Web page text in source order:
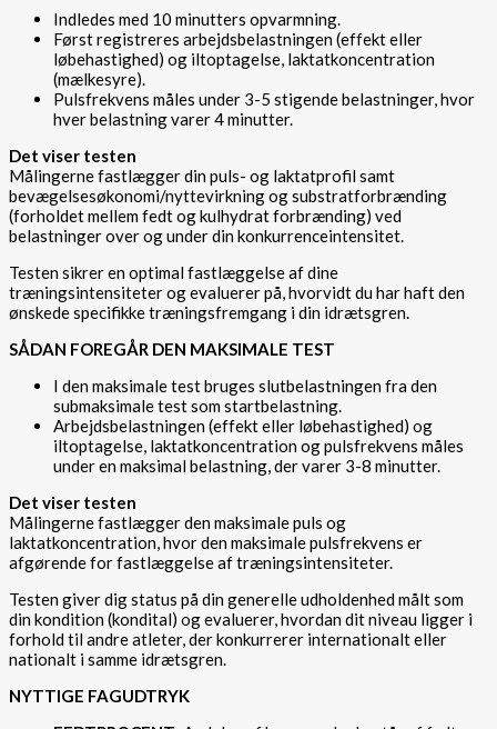
Indledes med 10 minutters opvarmning.
Først registreres arbejdsbelastningen (effekt eller
løbehastighed) og iltoptagelse, laktatkoncentration
(mælkesyre).
Pulsfrekvens måles under 3-5 stigende belastninger, hvor
hver belastning varer 4 minutter.
Det viser testen
Målingerne fastlægger din puls- og laktatprofil samt
bevægelsesøkonomi/nyttevirkning og substratforbrænding
(forholdet mellem fedt og kulhydrat forbrænding) ved
belastninger over og under din konkurrenceintensitet.
Testen sikrer en optimal fastlæggelse af dine
træningsintensiteter og evaluerer på, hvorvidt du har haft den
ønskede specifikke træningsfremgang i din idrætsgren.
SÅDAN FOREGÅR DEN MAKSIMALE TEST
I den maksimale test bruges slutbelastningen fra den
submaksimale test som startbelastning.
Arbejdsbelastningen (effekt eller løbehastighed) og
iltoptagelse, laktatkoncentration og pulsfrekvens måles
under en maksimal belastning, der varer 3-8 minutter.
Det viser testen
Målingerne fastlægger den maksimale puls og
laktatkoncentration, hvor den maksimale pulsfrekvens er
afgørende for fastlæggelse af træningsintensiteter.
Testen giver dig status på din generelle udholdenhed målt som
din kondition (kondital) og evaluerer, hvordan dit niveau ligger i
forhold til andre atleter, der konkurrerer internationalt eller
nationalt i samme idrætsgren.
NYTTIGE FAGUDTRYK